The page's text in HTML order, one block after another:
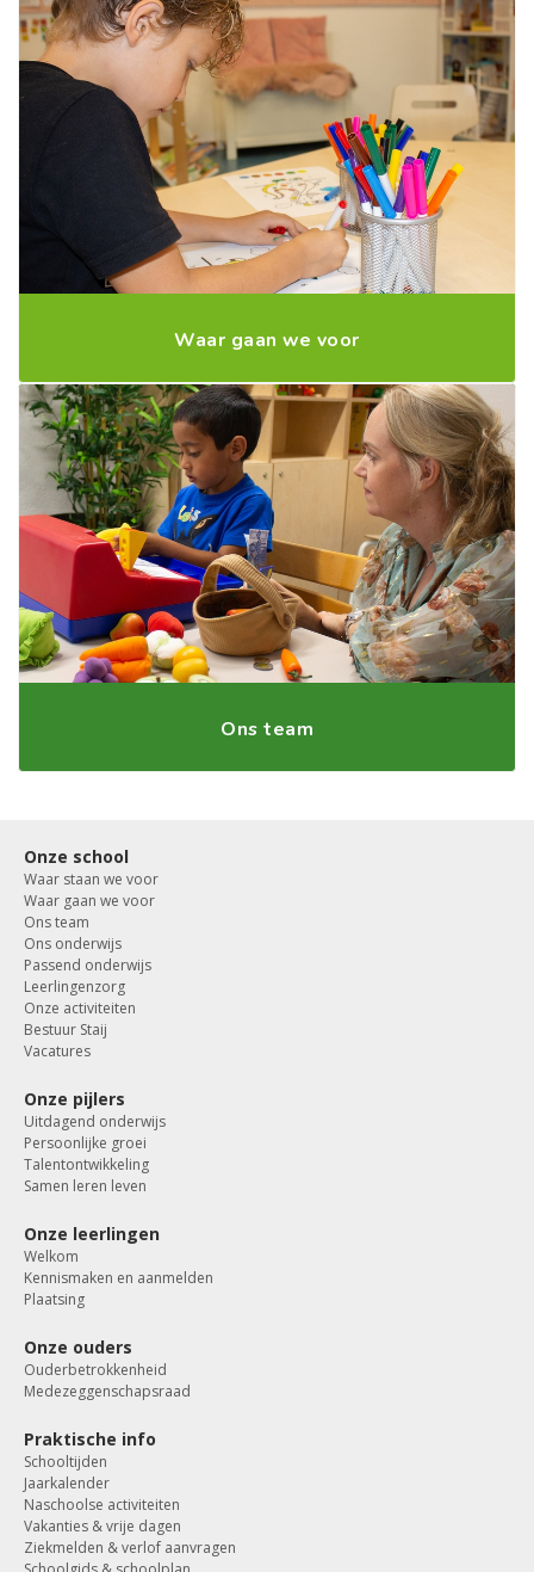
Waar gaan we voor
Ons team
Onze school
Waar staan we voor
Waar gaan we voor
Ons team
Ons onderwijs
Passend onderwijs
Leerlingenzorg
Onze activiteiten
Bestuur Staij
Vacatures
Onze pijlers
Uitdagend onderwijs
Persoonlijke groei
Talentontwikkeling
Samen leren leven
Onze leerlingen
Welkom
Kennismaken en aanmelden
Plaatsing
Onze ouders
Ouderbetrokkenheid
Medezeggenschapsraad
Praktische info
Schooltijden
Jaarkalender
Naschoolse activiteiten
Vakanties & vrije dagen
Ziekmelden & verlof aanvragen